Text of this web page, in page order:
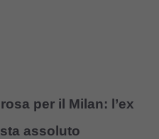
per il Milan: l’ex
assoluto